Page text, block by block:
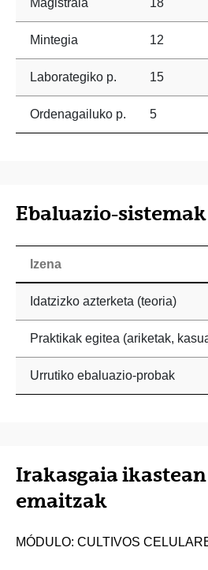
Magistrala 18
Mintegia 12
Laborategiko p. 15
Ordenagailuko p. 5
Ebaluazio-sistemak
Izena
Idatzizko azterketa (teoria)
Praktikak egitea (ariketak,
Urrutiko ebaluazio-probak
Irakasgaia
emaitzak
MÓDULO: CULTIVOS